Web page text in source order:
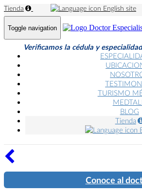
Tienda English site
Toggle navigation
Verificamos la cédula y
TURISMO
BLOG
Tienda
Conoce al